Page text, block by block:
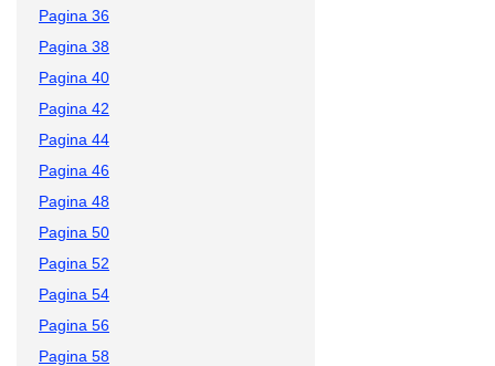
Pagina 36
Pagina 38
Pagina 40
Pagina 42
Pagina 44
Pagina 46
Pagina 48
Pagina 50
Pagina 52
Pagina 54
Pagina 56
Pagina 58